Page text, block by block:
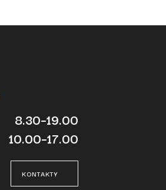
8.30–19.00
10.00–17.00
KONTAKTY